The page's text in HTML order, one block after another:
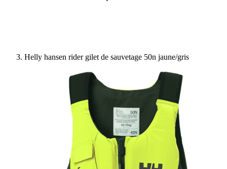
Helly hansen rider gilet de sauvetage 50n jaune/gris